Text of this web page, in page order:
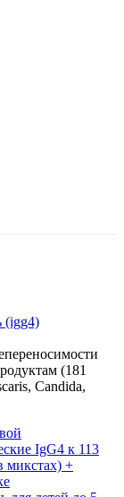
(igg4)
(181
Candida,
IgG4 к 113
микстах) +